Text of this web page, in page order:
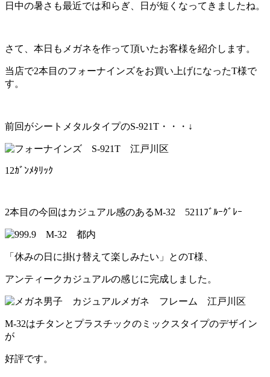
日中の暑さも最近では和らぎ、日が短くなってきましたね。
さて、本日もメガネを作って頂いたお客様を紹介します。
当店で2本目のフォーナインズをお買い上げになったT様で
す。
前回がシートメタルタイプのS-921T・・・↓
12ｶﾞﾝﾒﾀﾘｯｸ
2本目の今回はカジュアル感のあるM-32 5211ﾌﾞﾙｰｸﾞﾚｰ
「休みの日に掛け替えて楽しみたい」とのT様、
アンティークカジュアルの感じに完成しました。
M-32はチタンとプラスチックのミックスタイプのデザイン
が
好評です。